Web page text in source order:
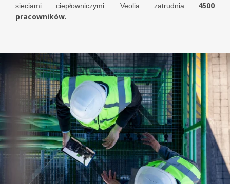
sieciami ciepłowniczymi. Veolia zatrudnia 4500
pracowników.